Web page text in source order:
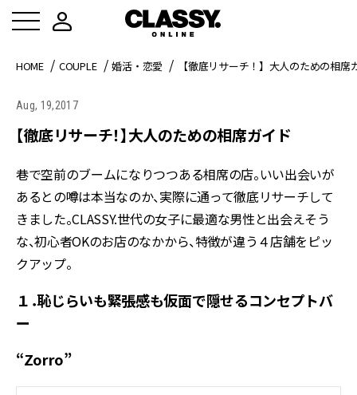
HOME COUPLE 婚活・恋愛 【徹底リサーチ！】大人のための相席
Aug, 19,2017
【徹底リサーチ！】大人のための相席ガイド
巷で空前のブームになりつつある相席の店。いい出会いが
あるとの噂は本当なのか、実際に通って徹底リサーチして
きました。CLASSY.世代の女子に最適な男性と出会えそう
な、初心者OKのお店のなかから、特徴が違う４店舗をピッ
クアップ。
１．恥じらいも緊張感も仮面で隠せるコンセプトバ
ー
“Zorro”